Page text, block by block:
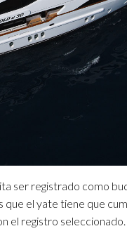
ser registrado como
el yate tiene que
el registro seleccionado.